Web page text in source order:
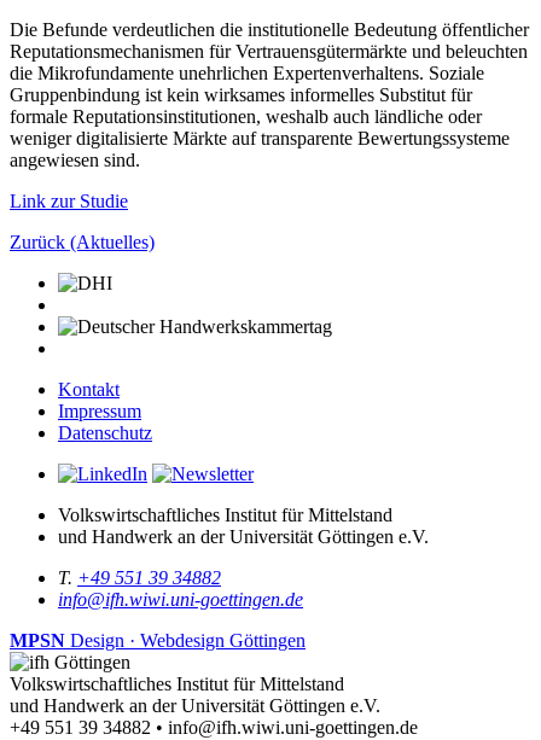
Die Befunde verdeutlichen die institutionelle Bedeutung öffentlicher
Reputationsmechanismen für Vertrauensgütermärkte und beleuchten
die Mikrofundamente unehrlichen Expertenverhaltens. Soziale
Gruppenbindung ist kein wirksames informelles Substitut für
formale Reputationsinstitutionen, weshalb auch ländliche oder
weniger digitalisierte Märkte auf transparente Bewertungssysteme
angewiesen sind.
Link zur Studie
Zurück (Aktuelles)
Kontakt
Impressum
Datenschutz
Volkswirtschaftliches Institut für Mittelstand
und Handwerk an der Universität Göttingen e.V.
T. +49 551 39 34882
info@ifh.wiwi.uni-goettingen.de
MPSN Design · Webdesign Göttingen
Volkswirtschaftliches Institut für Mittelstand
und Handwerk an der Universität Göttingen e.V.
+49 551 39 34882 • info@ifh.wiwi.uni-goettingen.de